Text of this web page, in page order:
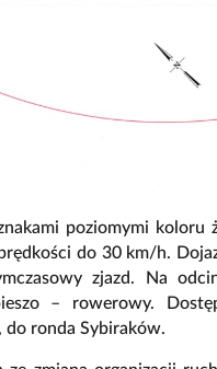
poziomymi koloru
do 30 km/h.
zjazd. Na
– rowerowy.
do ronda Sybiraków.